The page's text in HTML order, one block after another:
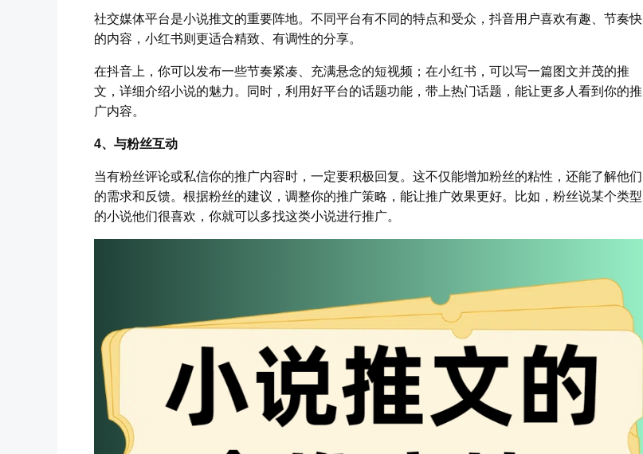
社交媒体平台是小说推文的重要阵地。不同平台有不同的特点和受众，抖音用户喜欢有趣、节奏快
的内容，小红书则更适合精致、有调性的分享。
在抖音上，你可以发布一些节奏紧凑、充满悬念的短视频；在小红书，可以写一篇图文并茂的推
文，详细介绍小说的魅力。同时，利用好平台的话题功能，带上热门话题，能让更多人看到你的推
广内容。
4、与粉丝互动
当有粉丝评论或私信你的推广内容时，一定要积极回复。这不仅能增加粉丝的粘性，还能了解他们
的需求和反馈。根据粉丝的建议，调整你的推广策略，能让推广效果更好。比如，粉丝说某个类型
的小说他们很喜欢，你就可以多找这类小说进行推广。